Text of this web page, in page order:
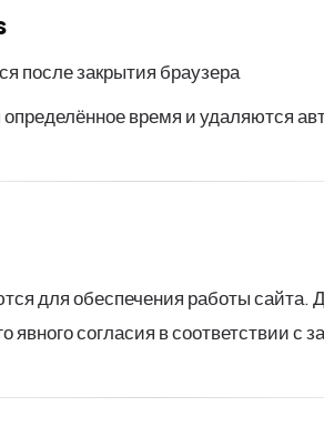
после закрытия браузера
время и удаляются
для обеспечения работы сайта.
согласия в соответствии с